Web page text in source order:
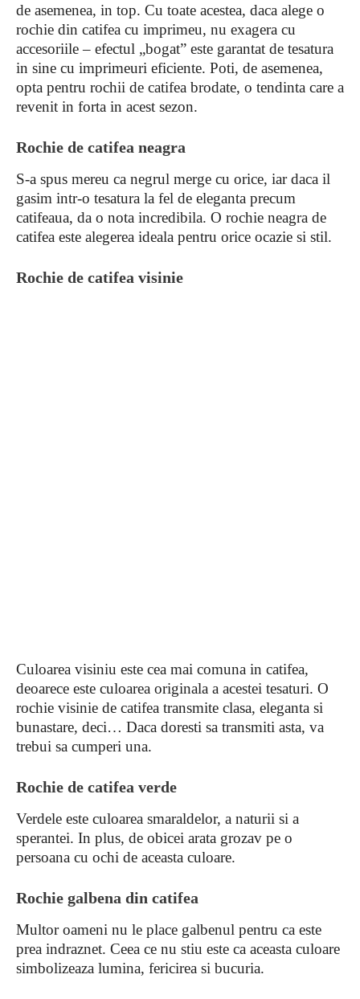
de asemenea, in top. Cu toate acestea, daca alege o
rochie din catifea cu imprimeu, nu exagera cu
accesoriile – efectul „bogat” este garantat de tesatura
in sine cu imprimeuri eficiente. Poti, de asemenea,
opta pentru rochii de catifea brodate, o tendinta care a
revenit in forta in acest sezon.
Rochie de catifea neagra
S-a spus mereu ca negrul merge cu orice, iar daca il
gasim intr-o tesatura la fel de eleganta precum
catifeaua, da o nota incredibila. O rochie neagra de
catifea este alegerea ideala pentru orice ocazie si stil.
Rochie de catifea visinie
Culoarea visiniu este cea mai comuna in catifea,
deoarece este culoarea originala a acestei tesaturi. O
rochie visinie de catifea transmite clasa, eleganta si
bunastare, deci… Daca doresti sa transmiti asta, va
trebui sa cumperi una.
Rochie de catifea verde
Verdele este culoarea smaraldelor, a naturii si a
sperantei. In plus, de obicei arata grozav pe o
persoana cu ochi de aceasta culoare.
Rochie galbena din catifea
Multor oameni nu le place galbenul pentru ca este
prea indraznet. Ceea ce nu stiu este ca aceasta culoare
simbolizeaza lumina, fericirea si bucuria.